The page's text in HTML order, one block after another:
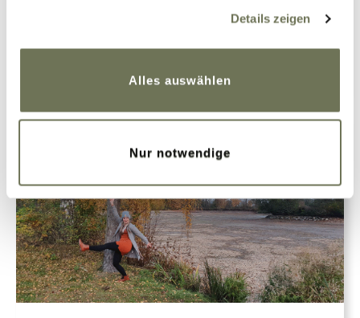
Cookies, wenn Sie unsere Webseite weiterhin nutzen.
Weitere Informationen finden Sie in unserer
Details zeigen
Alles auswählen
Nur notwendige